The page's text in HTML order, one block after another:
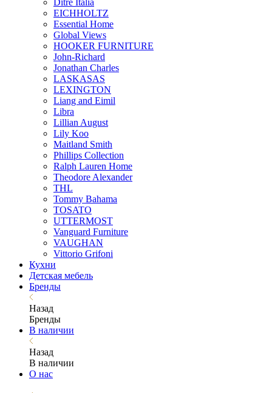
Ditre Italia
EICHHOLTZ
Essential Home
Global Views
HOOKER FURNITURE
John-Richard
Jonathan Charles
LASKASAS
LEXINGTON
Liang and Eimil
Libra
Lillian August
Lily Koo
Maitland Smith
Phillips Collection
Ralph Lauren Home
Theodore Alexander
THL
Tommy Bahama
TOSATO
UTTERMOST
Vanguard Furniture
VAUGHAN
Vittorio Grifoni
Кухни
Детская мебель
Бренды
Назад
Бренды
В наличии
Назад
В наличии
О нас